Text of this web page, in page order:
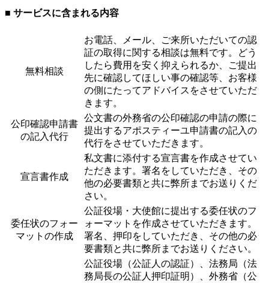
■ サービスに含まれる内容
無料相談
お電話、メール、ご来所いただいての認
証の取得に関する相談は無料です。どう
したら費用を安く抑えられるか、ご提出
先に確認してほしい事の確認等、お客様
の側にたってアドバイスをさせていただ
きます。
公印確認申請書
の記入代行
公文書の外務省の公印確認の申請の際に
提出するアポスティーユ申請書の記入の
代行をさせていただきます。
宣言書作成
私文書に添付する宣言書を作成させてい
ただきます。署名をしていただき、その
他の必要書類と共に弊所までお送りくだ
さい。
委任状のフォー
マットの作成
公証役場・大使館に提出する委任状のフ
ォーマットを作成させていただきます。
署名、押印をしていただき、その他の必
要書類と共に弊所までお送りください。
公証役場（公証人の認証）、法務局（法
務局長の公証人押印証明）、外務省（公